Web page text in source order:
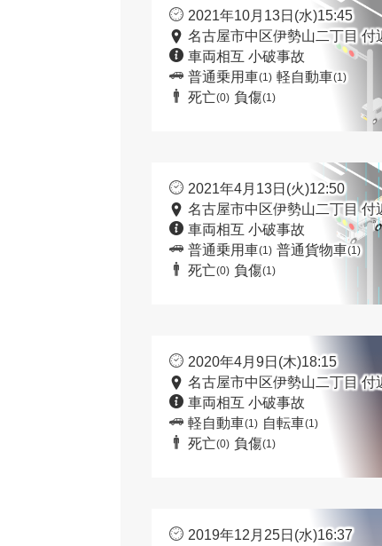
2021年10月13日(水)15:45
名古屋市中区伊勢山二丁目 付
車両相互 小破事故
普通乗用車(1) 軽自動車(1)
死亡(0) 負傷(1)
2021年4月13日(火)12:50
名古屋市中区伊勢山二丁目 付
車両相互 小破事故
普通乗用車(1) 普通貨物車(1)
死亡(0) 負傷(1)
2020年4月9日(木)18:15
名古屋市中区伊勢山二丁目 付
車両相互 小破事故
軽自動車(1) 自転車(1)
死亡(0) 負傷(1)
2019年12月25日(水)16:37